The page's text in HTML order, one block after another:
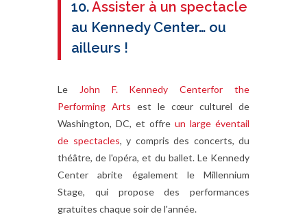
10.Assister à un spectacle
au Kennedy Center… ou
ailleurs !
Le John F. Kennedy Centerfor the
Performing Arts est le cœur culturel de
Washington, DC, et offre un large éventail
de spectacles, y compris des concerts, du
théâtre, de l'opéra, et du ballet. Le Kennedy
Center abrite également le Millennium
Stage, qui propose des performances
gratuites chaque soir de l'année.